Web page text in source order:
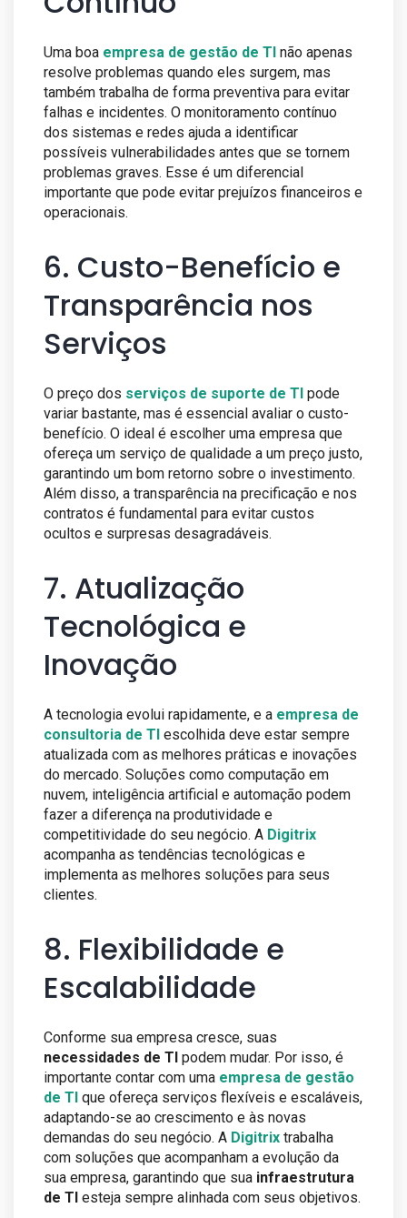
Uma boa empresa de gestão de TI não apenas
resolve problemas quando eles surgem, mas
também trabalha de forma preventiva para evitar
falhas e incidentes. O monitoramento contínuo
dos sistemas e redes ajuda a identificar
possíveis vulnerabilidades antes que se tornem
problemas graves. Esse é um diferencial
importante que pode evitar prejuízos financeiros e
operacionais.
6. Custo-Benefício e
Transparência nos
Serviços
O preço dos serviços de suporte de TI pode
variar bastante, mas é essencial avaliar o custo-
benefício. O ideal é escolher uma empresa que
ofereça um serviço de qualidade a um preço justo,
garantindo um bom retorno sobre o investimento.
Além disso, a transparência na precificação e nos
contratos é fundamental para evitar custos
ocultos e surpresas desagradáveis.
7. Atualização
Tecnológica e
Inovação
A tecnologia evolui rapidamente, e a empresa de
consultoria de TI escolhida deve estar sempre
atualizada com as melhores práticas e inovações
do mercado. Soluções como computação em
nuvem, inteligência artificial e automação podem
fazer a diferença na produtividade e
competitividade do seu negócio. A Digitrix
acompanha as tendências tecnológicas e
implementa as melhores soluções para seus
clientes.
8. Flexibilidade e
Escalabilidade
Conforme sua empresa cresce, suas
necessidades de TI podem mudar. Por isso, é
importante contar com uma empresa de gestão
de TI que ofereça serviços flexíveis e escaláveis,
adaptando-se ao crescimento e às novas
demandas do seu negócio. A Digitrix trabalha
com soluções que acompanham a evolução da
sua empresa, garantindo que sua infraestrutura
de TI esteja sempre alinhada com seus objetivos.